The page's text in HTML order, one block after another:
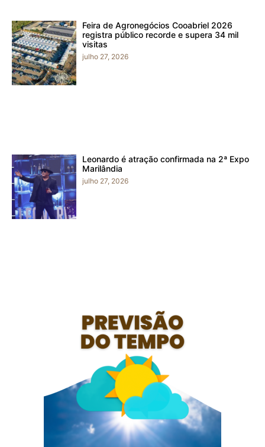
Feira de Agronegócios Cooabriel 2026
registra público recorde e supera 34 mil
visitas
julho 27, 2026
Leonardo é atração confirmada na 2ª Expo
Marilândia
julho 27, 2026